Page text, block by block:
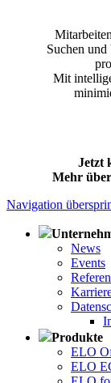
Suchen
Mit
Jetzt
Mehr
Navigation
News
Events
Produkte
ELO
ELO